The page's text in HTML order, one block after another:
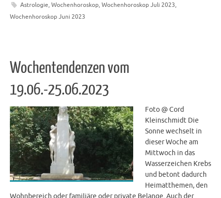
Astrologie, Wochenhoroskop, Wochenhoroskop Juli 2023,
Wochenhoroskop Juni 2023
Wochentendenzen vom
19.06.-25.06.2023
Foto @ Cord
Kleinschmidt Die
Sonne wechselt in
dieser Woche am
Mittwoch in das
Wasserzeichen Krebs
und betont dadurch
Heimatthemen, den
Wohnbereich oder familiäre oder private Belange. Auch der